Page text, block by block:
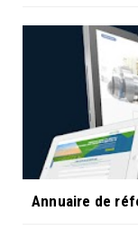
Annuaire de